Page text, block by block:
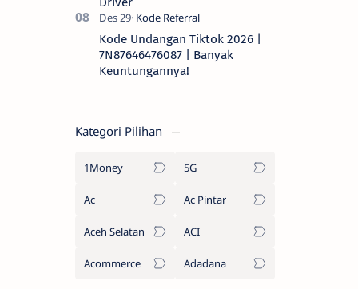
Kode Undangan Tiktok 2026 |
7N87646476087 | Banyak
Keuntungannya!
Kategori Pilihan
1Money 5G
Ac Ac Pintar
Aceh Selatan ACI
Acommerce Adadana